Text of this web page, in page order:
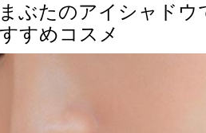
ぶたのアイシャドウ
すめコスメ